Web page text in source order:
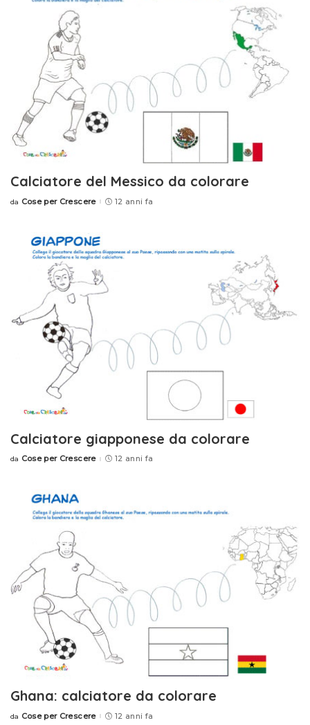
Calciatore del Messico da colorare
Posted
da Cose per Crescere 12 anni fa
Calciatore giapponese da colorare
Posted
da Cose per Crescere 12 anni fa
Ghana: calciatore da colorare
Posted
da Cose per Crescere 12 anni fa